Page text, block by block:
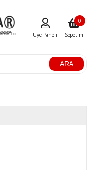
ARA
Üye Paneli Sepetim
0